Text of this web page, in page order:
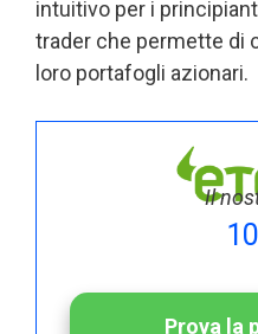
intuitivo per i
trader che permette di
loro portafogli azionari.
Il
Prova la